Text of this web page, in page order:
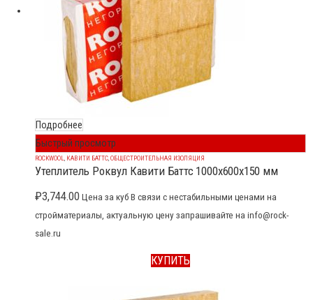
Подробнее
Быстрый просмотр
ROCKWOOL КАВИТИ БАТТС ОБЩЕСТРОИТЕЛЬНАЯ ИЗОЛЯЦИЯ
Утеплитель Роквул Кавити Баттс 1000x600x150 мм
₽3,744.00 Цена за куб В связи с нестабильными ценами на
стройматериалы, актуальную цену запрашивайте на info@rock-
sale.ru
КУПИТЬ